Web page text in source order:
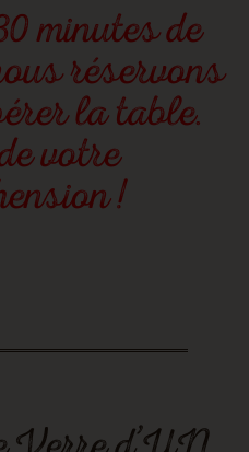
minutes de
réservons
la table.
votre
!